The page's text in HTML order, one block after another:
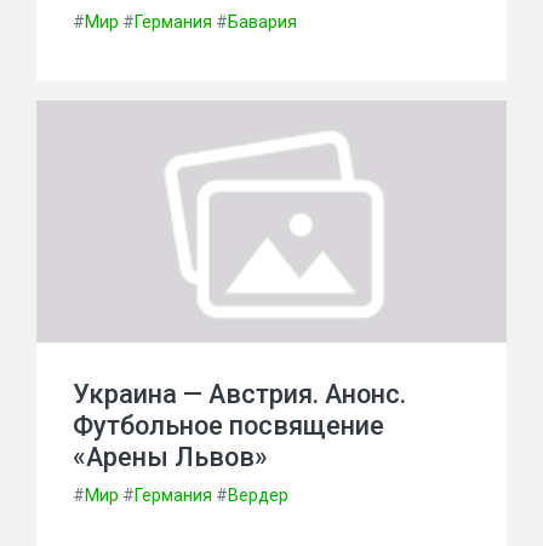
#Мир #Германия #Бавария
Украина — Австрия. Анонс.
Футбольное посвящение
«Арены Львов»
#Мир #Германия #Вердер